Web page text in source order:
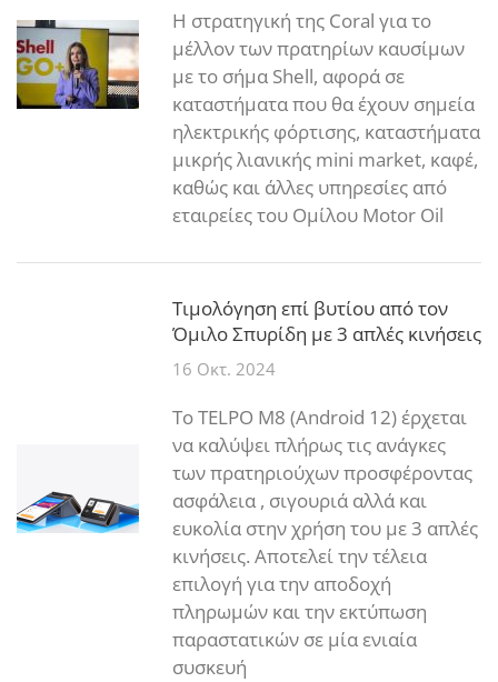
Η στρατηγική της Coral για το
μέλλον των πρατηρίων καυσίμων
με το σήμα Shell, αφορά σε
καταστήματα που θα έχουν σημεία
ηλεκτρικής φόρτισης, καταστήματα
μικρής λιανικής mini market, καφέ,
καθώς και άλλες υπηρεσίες από
εταιρείες του Ομίλου Motor Oil
Τιμολόγηση επί βυτίου από τον
Όμιλο Σπυρίδη με 3 απλές κινήσεις
16 Οκτ. 2024
To TELPO M8 (Android 12) έρχεται
να καλύψει πλήρως τις ανάγκες
των πρατηριούχων προσφέροντας
ασφάλεια , σιγουριά αλλά και
ευκολία στην χρήση του με 3 απλές
κινήσεις. Αποτελεί την τέλεια
επιλογή για την αποδοχή
πληρωμών και την εκτύπωση
παραστατικών σε μία ενιαία
συσκευή